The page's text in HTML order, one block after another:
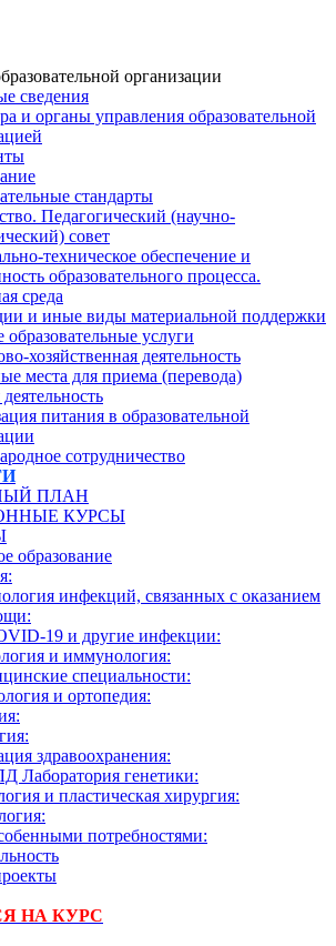
организации
сведения
и органы управления образовательной
стандарты
Педагогический (научно-
совет
техническое обеспечение и
образовательного процесса.
среда
и иные виды материальной поддержки
услуги
хозяйственная деятельность
места для приема (перевода)
питания в образовательной
сотрудничество
ПЛАН
КУРСЫ
образование
инфекций, связанных с оказанием
19 и другие инфекции:
и иммунология:
специальности:
и ортопедия:
здравоохранения:
Лаборатория генетики:
и пластическая хирургия:
потребностями:
НА КУРС